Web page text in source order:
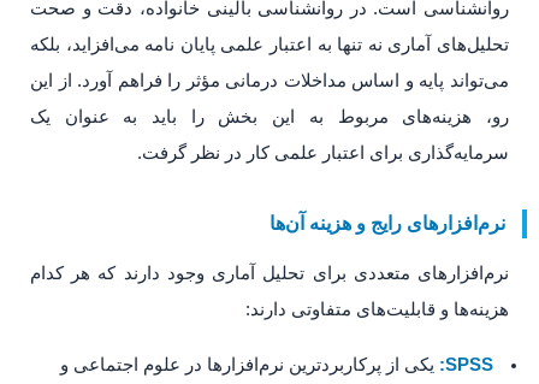
روانشناسی است. در روانشناسی بالینی خانواده، دقت و صحت
تحلیل‌های آماری نه تنها به اعتبار علمی پایان نامه می‌افزاید، بلکه
می‌تواند پایه و اساس مداخلات درمانی مؤثر را فراهم آورد. از این
رو، هزینه‌های مربوط به این بخش را باید به عنوان یک
سرمایه‌گذاری برای اعتبار علمی کار در نظر گرفت.
نرم‌افزارهای رایج و هزینه آن‌ها
نرم‌افزارهای متعددی برای تحلیل آماری وجود دارند که هر کدام
هزینه‌ها و قابلیت‌های متفاوتی دارند:
SPSS: یکی از پرکاربردترین نرم‌افزارها در علوم اجتماعی و